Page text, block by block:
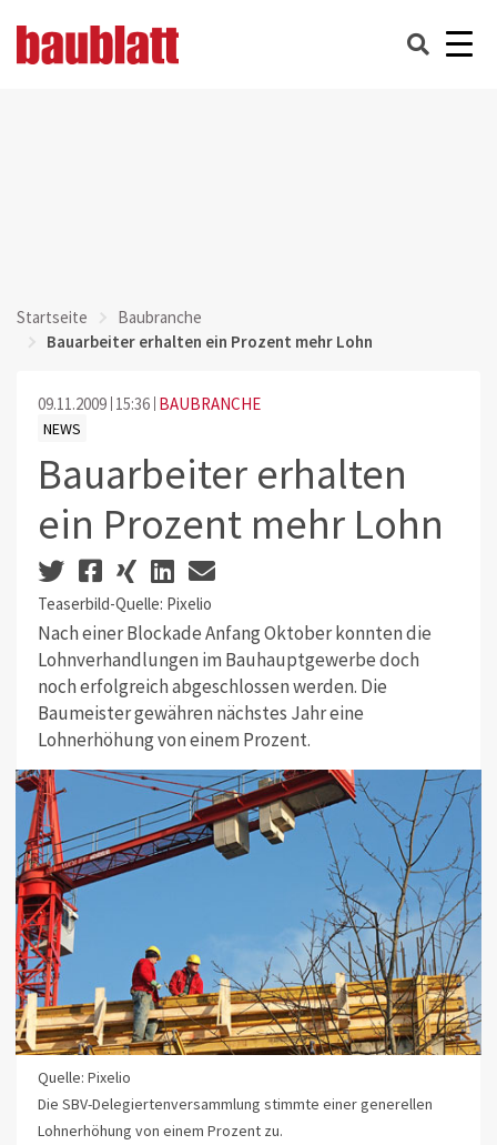
Startseite
Baubranche
Bauarbeiter erhalten ein Prozent mehr Lohn
09.11.2009 15:36 BAUBRANCHE
NEWS
Bauarbeiter erhalten
ein Prozent mehr Lohn
Teaserbild-Quelle: Pixelio
Nach einer Blockade Anfang Oktober konnten die
Lohnverhandlungen im Bauhauptgewerbe doch
noch erfolgreich abgeschlossen werden. Die
Baumeister gewähren nächstes Jahr eine
Lohnerhöhung von einem Prozent.
Quelle: Pixelio
Die SBV-Delegiertenversammlung stimmte einer generellen
Lohnerhöhung von einem Prozent zu.